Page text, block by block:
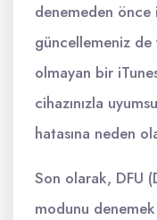
denemeden önce
güncellemeniz de
olmayan bir
cihazınızla
hatasına neden
Son olarak, DFU
modunu